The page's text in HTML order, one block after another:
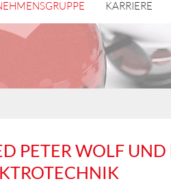
KARRIERE
PETER WOLF UND